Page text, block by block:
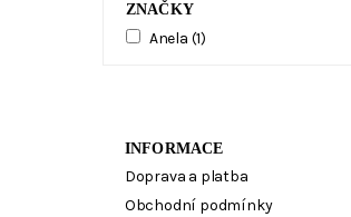
ZNAČKY
Anela (1)
INFORMACE
Doprava a platba
Obchodní podmínky